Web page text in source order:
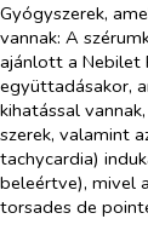
Gyógyszerek,
vannak: A
ajánlott a Nebilet
együttadásakor,
kihatással
szerek, valamint
tachycardia)
beleértve), mivel
torsades de